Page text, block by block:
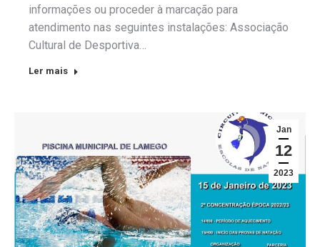
informações ou proceder à marcação para
atendimento nas seguintes instalações: Associação
Cultural de Desportiva…
Ler mais
Jan
12
2023